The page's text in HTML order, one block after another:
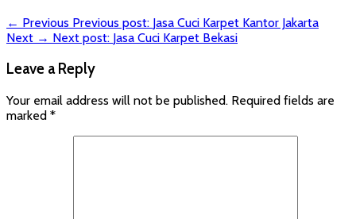
← Previous Previous post: Jasa Cuci Karpet Kantor Jakarta
Next → Next post: Jasa Cuci Karpet Bekasi
Leave a Reply
Your email address will not be published. Required fields are
marked *